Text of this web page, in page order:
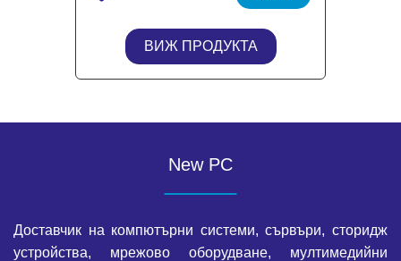
ВИЖ ПРОДУКТА
New PC
Доставчик на компютърни системи, сървъри, сторидж
устройства, мрежово оборудване, мултимедийни